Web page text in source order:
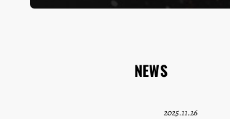
NEWS
2025.11.26